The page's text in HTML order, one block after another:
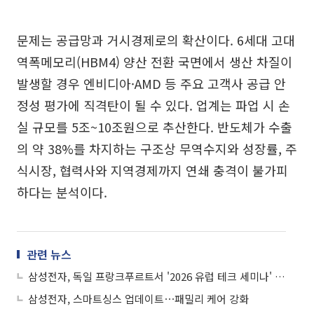
문제는 공급망과 거시경제로의 확산이다. 6세대 고대
역폭메모리(HBM4) 양산 전환 국면에서 생산 차질이
발생할 경우 엔비디아·AMD 등 주요 고객사 공급 안
정성 평가에 직격탄이 될 수 있다. 업계는 파업 시 손
실 규모를 5조~10조원으로 추산한다. 반도체가 수출
의 약 38%를 차지하는 구조상 무역수지와 성장률, 주
식시장, 협력사와 지역경제까지 연쇄 충격이 불가피
하다는 분석이다.
관련 뉴스
삼성전자, 독일 프랑크푸르트서 '2026 유럽 테크 세미나' 개최
삼성전자, 스마트싱스 업데이트⋯패밀리 케어 강화